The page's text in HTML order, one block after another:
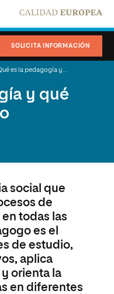
SOLICITA INFORMACIÓN
y qué
social que
de
todas las
es el
de estudio,
aplica
orienta la
en diferentes